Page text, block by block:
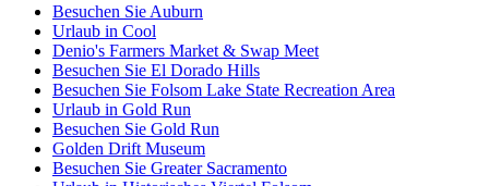
Besuchen Sie Auburn
Urlaub in Cool
Denio's Farmers Market & Swap Meet
Besuchen Sie El Dorado Hills
Besuchen Sie Folsom Lake State Recreation Area
Urlaub in Gold Run
Besuchen Sie Gold Run
Golden Drift Museum
Besuchen Sie Greater Sacramento